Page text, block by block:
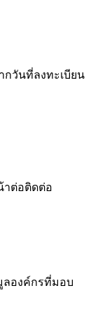
กวันที่ลงทะเบียน
าต่อติดต่อ
ลองค์กรที่มอบ